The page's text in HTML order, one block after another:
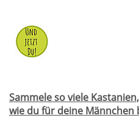
Sammele so viele
wie du für deine Männchen